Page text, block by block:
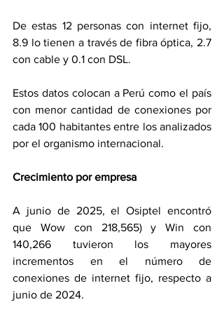
De estas 12 personas con internet fijo,
8.9 lo tienen a través de fibra óptica, 2.7
con cable y 0.1 con DSL.
Estos datos colocan a Perú como el país
con menor cantidad de conexiones por
cada 100 habitantes entre los analizados
por el organismo internacional.
Crecimiento por empresa
A junio de 2025, el Osiptel encontró
que Wow con 218,565) y Win con
140,266 tuvieron los mayores
incrementos en el número de
conexiones de internet fijo, respecto a
junio de 2024.